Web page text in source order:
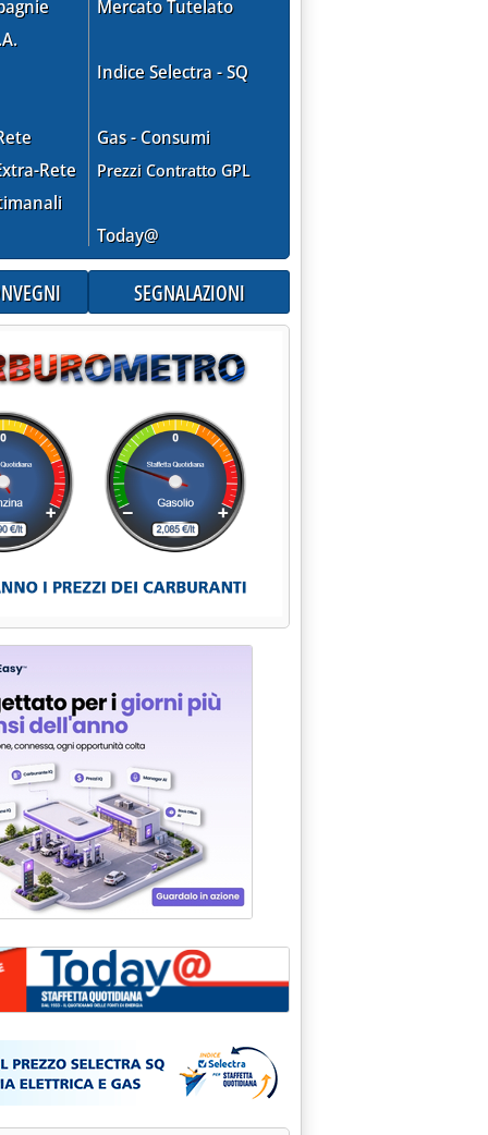
AI TERZI PRODUTTORI PONE "CONDIZIONI" PER
1997 alle 0.0.
PROVE SU DESOLFORATORI O.C.-ORIMULSION IN ATTESA
alle 0.0.
ELETTRICO: CONFRONTO CIAMPI-BERSANI SUGLI
Rete
Mercato Tutelato
Indice Selectra - SQ
Gas - Consumi
Prezzi Contratto GPL
Today@
SEGNALAZIONI